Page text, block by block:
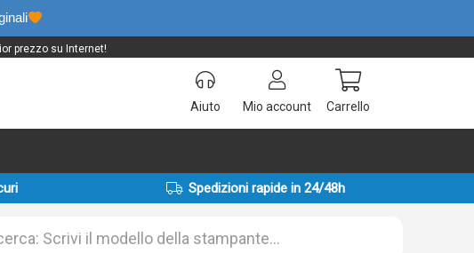
prezzo su Internet!
Aiuto Mio account Carrello
Spedizioni rapide in 24/48h